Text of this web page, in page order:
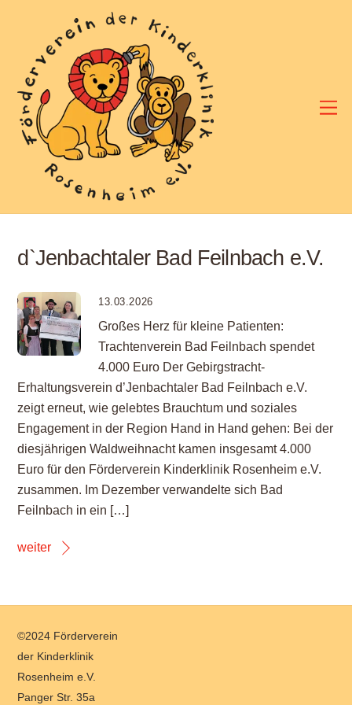
d`Jenbachtaler Bad Feilnbach e.V.
13.03.2026
Großes Herz für kleine Patienten:
Trachtenverein Bad Feilnbach spendet
4.000 Euro Der Gebirgstracht-
Erhaltungsverein d’Jenbachtaler Bad Feilnbach e.V.
zeigt erneut, wie gelebtes Brauchtum und soziales
Engagement in der Region Hand in Hand gehen: Bei der
diesjährigen Waldweihnacht kamen insgesamt 4.000
Euro für den Förderverein Kinderklinik Rosenheim e.V.
zusammen. Im Dezember verwandelte sich Bad
Feilnbach in ein […]
weiter
To
Top
©2024 Förderverein
der Kinderklinik
Rosenheim e.V.
Panger Str. 35a